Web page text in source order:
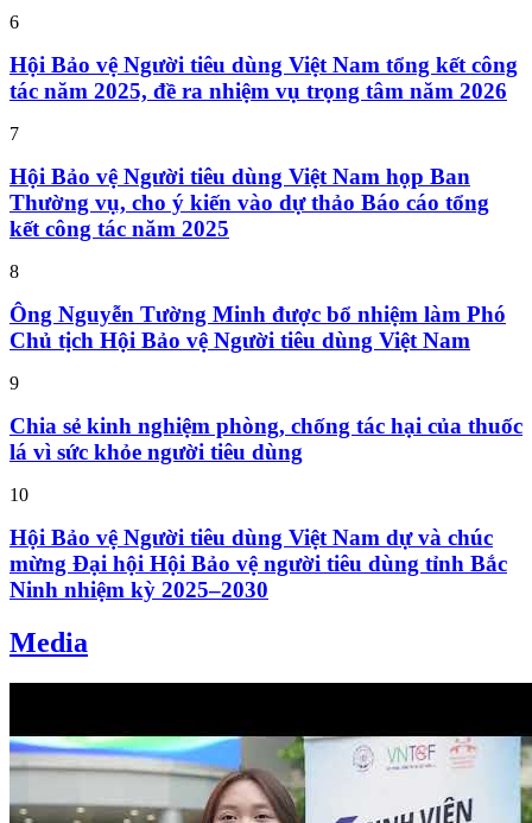
6
Hội Bảo vệ Người tiêu dùng Việt Nam tổng kết công
tác năm 2025, đề ra nhiệm vụ trọng tâm năm 2026
7
Hội Bảo vệ Người tiêu dùng Việt Nam họp Ban
Thường vụ, cho ý kiến vào dự thảo Báo cáo tổng
kết công tác năm 2025
8
Ông Nguyễn Tường Minh được bổ nhiệm làm Phó
Chủ tịch Hội Bảo vệ Người tiêu dùng Việt Nam
9
Chia sẻ kinh nghiệm phòng, chống tác hại của thuốc
lá vì sức khỏe người tiêu dùng
10
Hội Bảo vệ Người tiêu dùng Việt Nam dự và chúc
mừng Đại hội Hội Bảo vệ người tiêu dùng tỉnh Bắc
Ninh nhiệm kỳ 2025–2030
Media